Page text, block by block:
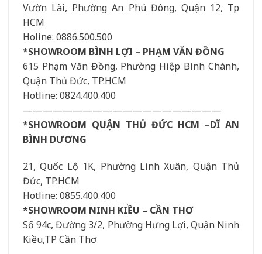
Vườn Lài, Phường An Phú Đông, Quận 12, Tp
HCM
Holine: 0886.500.500
*SHOWROOM BÌNH LỢI – PHẠM VĂN ĐỒNG
615 Phạm Văn Đồng, Phường Hiệp Bình Chánh,
Quận Thủ Đức, TP.HCM
Hotline: 0824.400.400
————————————————————
*SHOWROOM QUẬN THỦ ĐỨC HCM –DĨ AN
BÌNH DƯƠNG
21, Quốc Lộ 1K, Phường Linh Xuân, Quận Thủ
Đức, TP.HCM
Hotline: 0855.400.400
*SHOWROOM NINH KIỀU – CẦN THƠ
Số 94c, Đường 3/2, Phường Hưng Lợi, Quận Ninh
Kiều,TP Cần Thơ